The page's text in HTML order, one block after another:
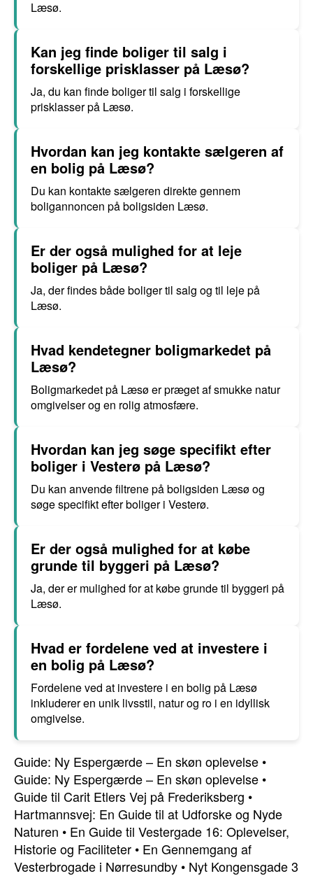
Læsø.
Kan jeg finde boliger til salg i
forskellige prisklasser på Læsø?
Ja, du kan finde boliger til salg i forskellige
prisklasser på Læsø.
Hvordan kan jeg kontakte sælgeren af
en bolig på Læsø?
Du kan kontakte sælgeren direkte gennem
boligannoncen på boligsiden Læsø.
Er der også mulighed for at leje
boliger på Læsø?
Ja, der findes både boliger til salg og til leje på
Læsø.
Hvad kendetegner boligmarkedet på
Læsø?
Boligmarkedet på Læsø er præget af smukke natur
omgivelser og en rolig atmosfære.
Hvordan kan jeg søge specifikt efter
boliger i Vesterø på Læsø?
Du kan anvende filtrene på boligsiden Læsø og
søge specifikt efter boliger i Vesterø.
Er der også mulighed for at købe
grunde til byggeri på Læsø?
Ja, der er mulighed for at købe grunde til byggeri på
Læsø.
Hvad er fordelene ved at investere i
en bolig på Læsø?
Fordelene ved at investere i en bolig på Læsø
inkluderer en unik livsstil, natur og ro i en idyllisk
omgivelse.
Guide: Ny Espergærde – En skøn oplevelse •
Guide: Ny Espergærde – En skøn oplevelse •
Guide til Carit Etlers Vej på Frederiksberg •
Hartmannsvej: En Guide til at Udforske og Nyde
Naturen • En Guide til Vestergade 16: Oplevelser,
Historie og Faciliteter • En Gennemgang af
Vesterbrogade i Nørresundby • Nyt Kongensgade 3